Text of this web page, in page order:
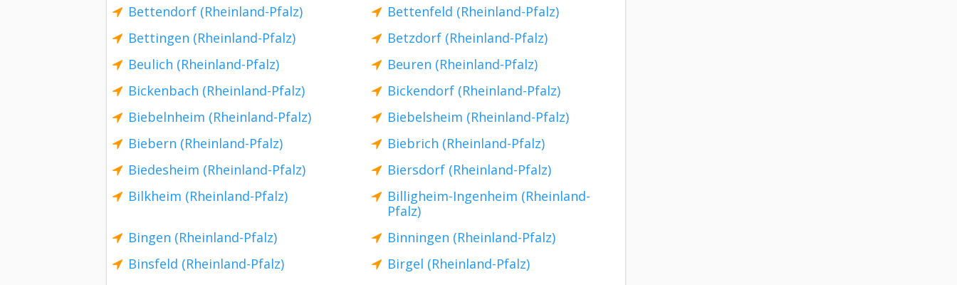
Bettendorf (Rheinland-Pfalz)
Bettenfeld (Rheinland-Pfalz)
Bettingen (Rheinland-Pfalz)
Betzdorf (Rheinland-Pfalz)
Beulich (Rheinland-Pfalz)
Beuren (Rheinland-Pfalz)
Bickenbach (Rheinland-Pfalz)
Bickendorf (Rheinland-Pfalz)
Biebelnheim (Rheinland-Pfalz)
Biebelsheim (Rheinland-Pfalz)
Biebern (Rheinland-Pfalz)
Biebrich (Rheinland-Pfalz)
Biedesheim (Rheinland-Pfalz)
Biersdorf (Rheinland-Pfalz)
Bilkheim (Rheinland-Pfalz)
Billigheim-Ingenheim (Rheinland-
Pfalz)
Bingen (Rheinland-Pfalz)
Binningen (Rheinland-Pfalz)
Binsfeld (Rheinland-Pfalz)
Birgel (Rheinland-Pfalz)